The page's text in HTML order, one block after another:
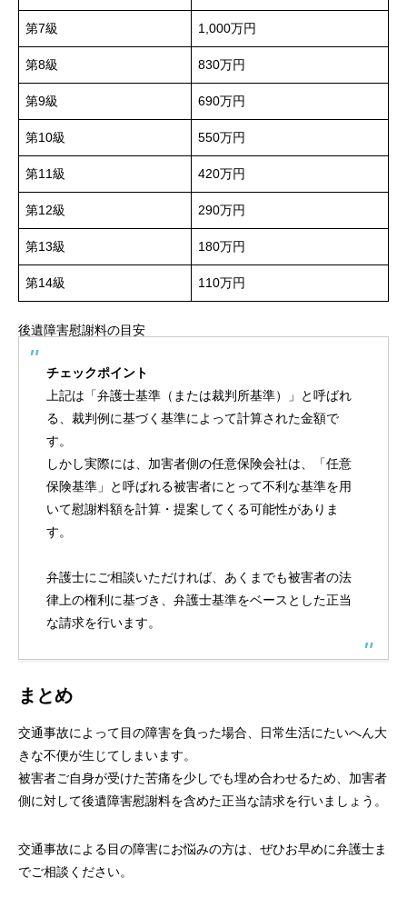
第7級 1,000万円
第8級 830万円
第9級 690万円
第10級 550万円
第11級 420万円
第12級 290万円
第13級 180万円
第14級 110万円
後遺障害慰謝料の目安
チェックポイント
上記は「弁護士基準（または裁判所基準）」と呼ばれ
る、裁判例に基づく基準によって計算された金額で
す。
しかし実際には、加害者側の任意保険会社は、「任意
保険基準」と呼ばれる被害者にとって不利な基準を用
いて慰謝料額を計算・提案してくる可能性がありま
す。
弁護士にご相談いただければ、あくまでも被害者の法
律上の権利に基づき、弁護士基準をベースとした正当
な請求を行います。
まとめ
交通事故によって目の障害を負った場合、日常生活にたいへん大
きな不便が生じてしまいます。
被害者ご自身が受けた苦痛を少しでも埋め合わせるため、加害者
側に対して後遺障害慰謝料を含めた正当な請求を行いましょう。
交通事故による目の障害にお悩みの方は、ぜひお早めに弁護士ま
でご相談ください。